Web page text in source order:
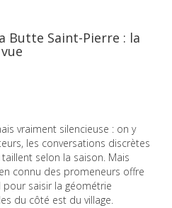
Butte Saint-Pierre : la
vraiment silencieuse : on y
les conversations discrètes
selon la saison. Mais
connu des promeneurs offre
saisir la géométrie
du côté est du village.